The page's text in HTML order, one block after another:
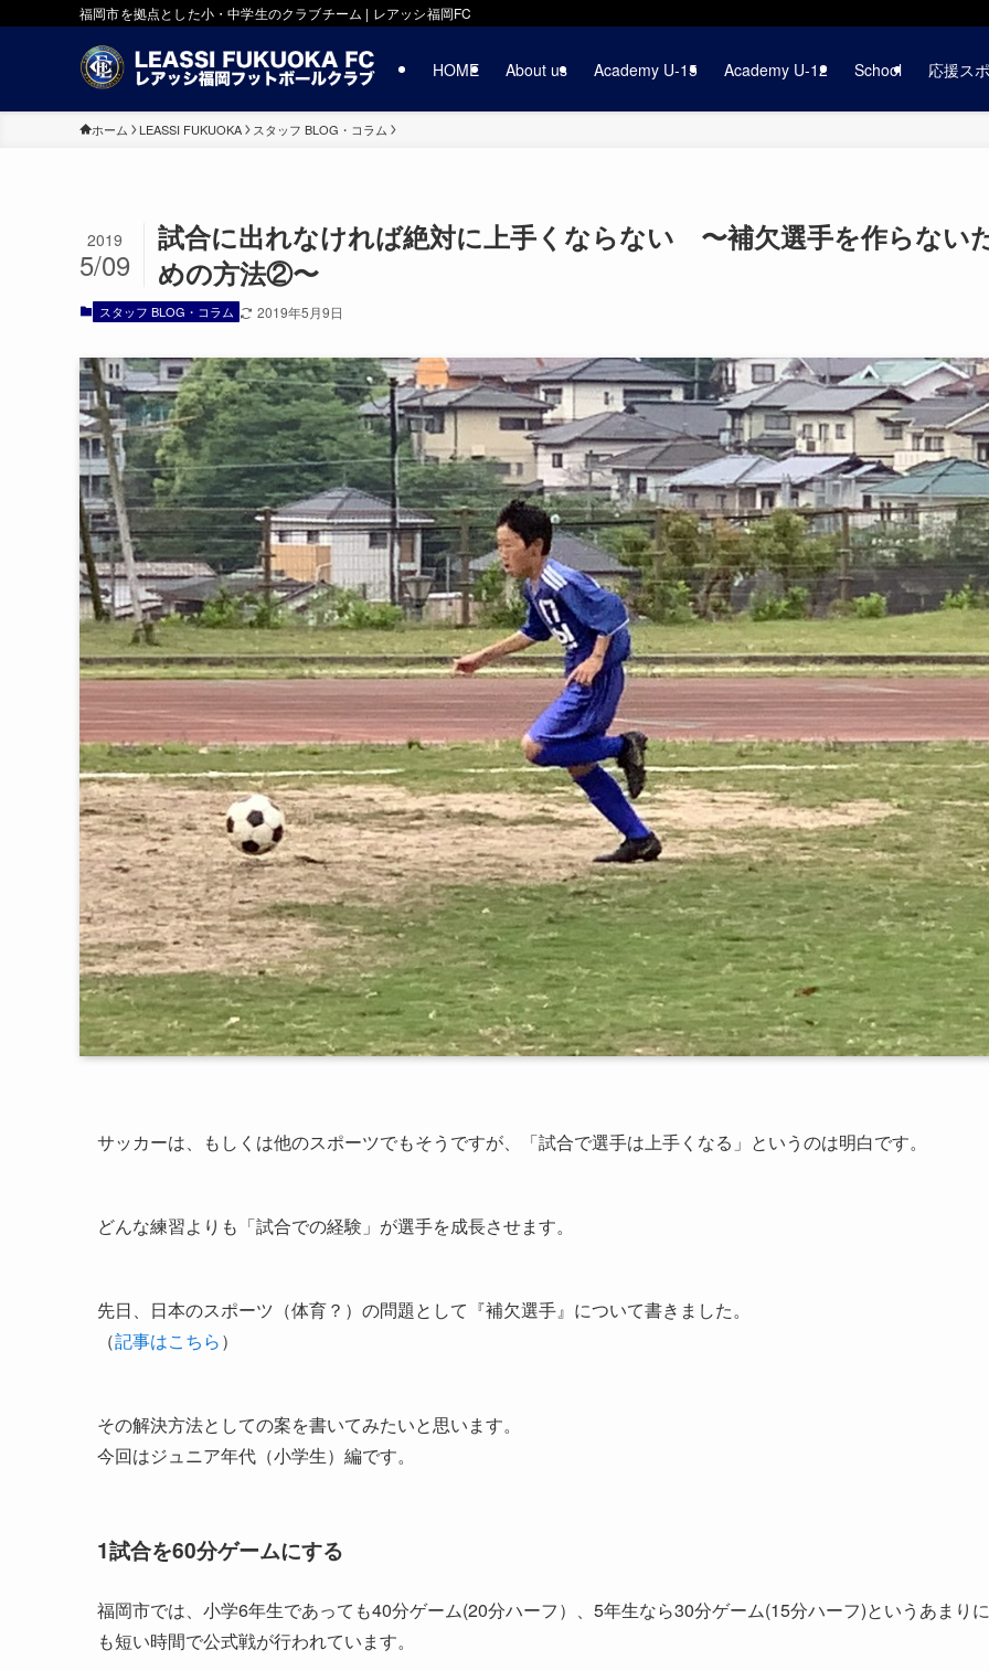
福岡市を拠点とした小・中学生のクラブチーム | レアッシ福岡FC
HOME About us Academy U-15 Academy U-12 School 応援ス
ホーム LEASSI FUKUOKA スタッフ BLOG・コラム
試合に出れなければ絶対に上手くならない 〜補欠選手を作らない
めの方法②〜
2019
5/09
スタッフ BLOG・コラム 2019年5月9日
サッカーは、もしくは他のスポーツでもそうですが、「試合で選手は上手くなる」というのは明白です。
どんな練習よりも「試合での経験」が選手を成長させます。
先日、日本のスポーツ（体育？）の問題として『補欠選手』について書きました。
（記事はこちら）
その解決方法としての案を書いてみたいと思います。
今回はジュニア年代（小学生）編です。
1試合を60分ゲームにする
福岡市では、小学6年生であっても40分ゲーム(20分ハーフ）、5年生なら30分ゲーム(15分ハーフ)というあまりに
も短い時間で公式戦が行われています。